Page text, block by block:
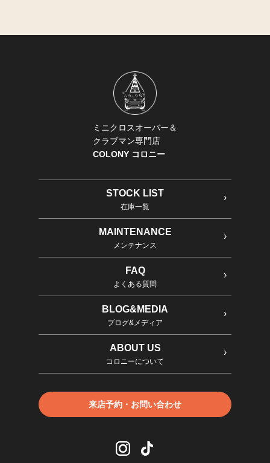
ミニクロスオーバー＆
クラブマン専門店
COLONY コロニー
STOCK LIST
在庫一覧
MAINTENANCE
メンテナンス
FAQ
よくある質問
BLOG&MEDIA
ブログ&メディア
ABOUT US
コロニーについて
来店予約・お問い合わせ